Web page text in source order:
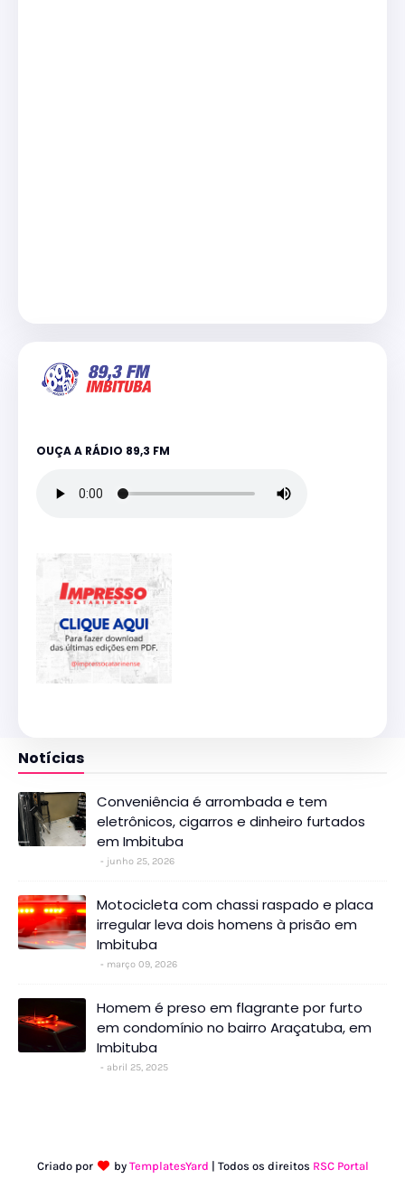
OUÇA A RÁDIO 89,3 FM
Notícias
Conveniência é arrombada e tem
eletrônicos, cigarros e dinheiro furtados
em Imbituba
junho 25, 2026
Motocicleta com chassi raspado e placa
irregular leva dois homens à prisão em
Imbituba
março 09, 2026
Homem é preso em flagrante por furto
em condomínio no bairro Araçatuba, em
Imbituba
abril 25, 2025
Criado por by TemplatesYard | Todos os direitos RSC Portal